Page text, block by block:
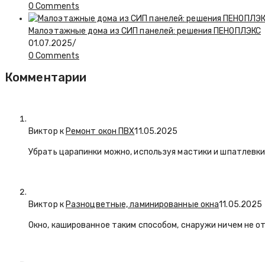
0 Comments
Малоэтажные дома из СИП панелей: решения ПЕНОПЛЭКС
01.07.2025/
0 Comments
Комментарии
Виктор к Ремонт окон ПВХ11.05.2025
Убрать царапинки можно, используя мастики и
Виктор к Разноцветные, ламинированные окна11.05.2025
Окно, кашированное таким способом, снаружи ничем не